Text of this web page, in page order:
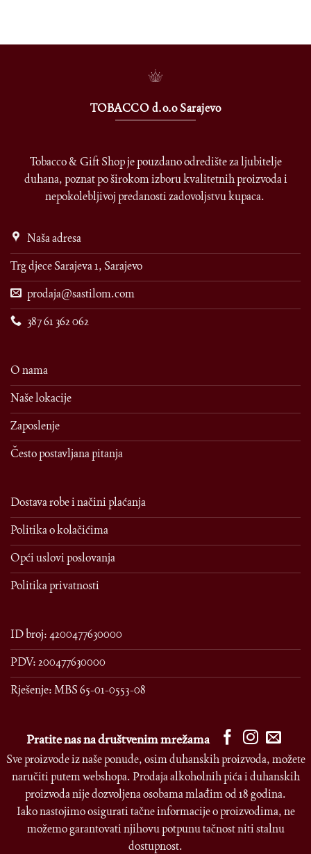
TOBACCO d.o.o Sarajevo
Tobacco & Gift Shop je pouzdano odredište za ljubitelje
duhana, poznat po širokom izboru kvalitetnih proizvoda i
nepokolebljivoj predanosti zadovoljstvu kupaca.
Naša adresa
Trg djece Sarajeva 1, Sarajevo
prodaja@sastilom.com
387 61 362 062
O nama
Naše lokacije
Zaposlenje
Često postavljana pitanja
Dostava robe i načini plaćanja
Politika o kolačićima
Opći uslovi poslovanja
Politika privatnosti
ID broj: 4200477630000
PDV: 200477630000
Rješenje: MBS 65-01-0553-08
Pratite nas na društvenim mrežama
Sve proizvode iz naše ponude, osim duhanskih proizvoda, možete
naručiti putem webshopa. Prodaja alkoholnih pića i duhanskih
proizvoda nije dozvoljena osobama mlađim od 18 godina.
Iako nastojimo osigurati tačne informacije o proizvodima, ne
možemo garantovati njihovu potpunu tačnost niti stalnu
dostupnost.